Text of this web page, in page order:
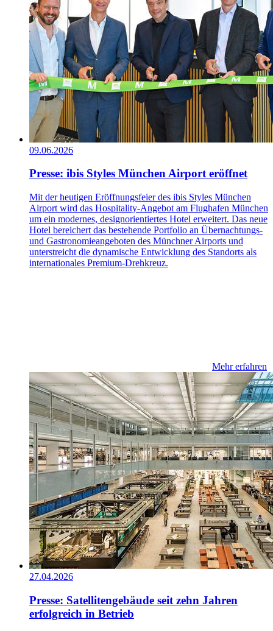
09.06.2026
Presse: ibis Styles München Airport eröffnet
Mit der heutigen Eröffnungsfeier des ibis Styles München
Airport wird das Hospitality-Angebot am Flughafen München
um ein modernes, designorientiertes Hotel erweitert. Das neue
Hotel bereichert das bestehende Portfolio an Übernachtungs-
und Gastronomieangeboten des Münchner Airports und
unterstreicht die dynamische Entwicklung des Standorts als
internationales Premium-Drehkreuz.
Mehr erfahren
27.04.2026
Presse: Satellitengebäude seit zehn Jahren
erfolgreich in Betrieb